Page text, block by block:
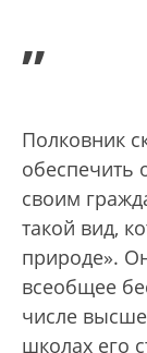
”
Полковник
обеспечить
своим
такой вид,
природе».
всеобщее
числе
школах его